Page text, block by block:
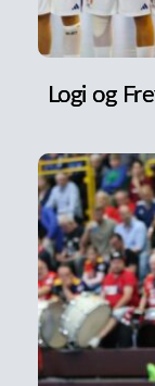
Logi og